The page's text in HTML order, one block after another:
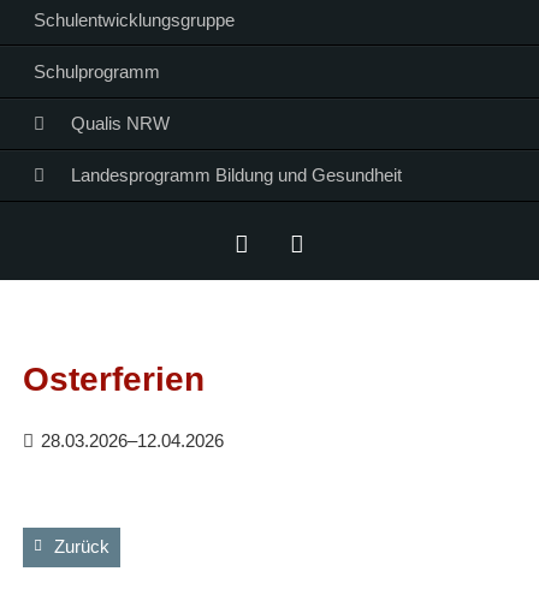
Schulentwicklungsgruppe
Schulprogramm
Qualis NRW
Landesprogramm Bildung und Gesundheit
Osterferien
28.03.2026–12.04.2026
Zurück